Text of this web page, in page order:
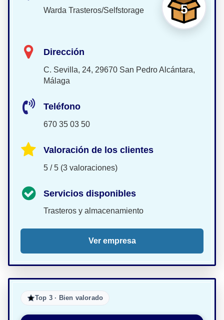
5
Warda Trasteros/Selfstorage
Dirección
C. Sevilla, 24, 29670 San Pedro Alcántara,
Málaga
Teléfono
670 35 03 50
Valoración de los clientes
5 / 5 (3 valoraciones)
Servicios disponibles
Trasteros y almacenamiento
Ver empresa
Top 3 · Bien valorado